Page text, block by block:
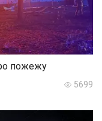
пожежу
5699